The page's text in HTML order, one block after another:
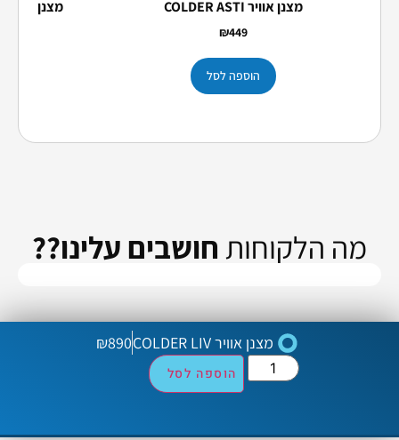
מצנן אוויר COLDER ASTI
₪449
הוספה לסל
מצנן אוויר COLDER COOLIX
מה הלקוחות חושבים עלינו??
מצנן אוויר COLDER LIV ₪890
הוספה לסל